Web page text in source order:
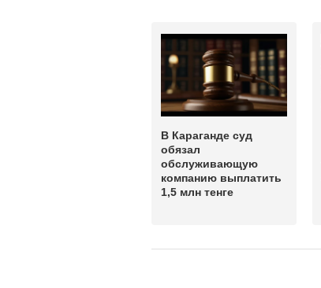
В Караганде суд
обязал
обслуживающую
компанию выплатить
1,5 млн тенге